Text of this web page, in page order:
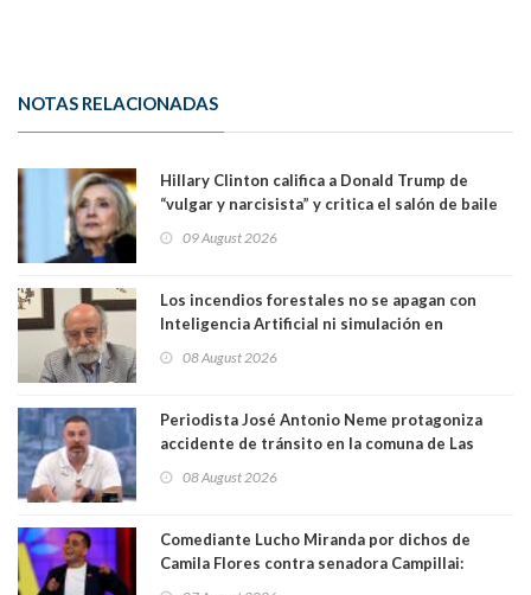
NOTAS RELACIONADAS
Hillary Clinton califica a Donald Trump de
“vulgar y narcisista” y critica el salón de baile
que construye en la Casa Blanca: “No es su
casa. Y la está destruyendo”
09 August 2026
Los incendios forestales no se apagan con
Inteligencia Artificial ni simulación en
computadores. Por Herbert Haltenhoff,
Magister en Asentamientos Humanos PUC
08 August 2026
Periodista José Antonio Neme protagoniza
accidente de tránsito en la comuna de Las
Condes. Queda apercibido ante la fiscalía
08 August 2026
Comediante Lucho Miranda por dichos de
Camila Flores contra senadora Campillai:
"Pensar que todo se consigue por pena es una